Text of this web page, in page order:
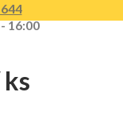
16:00